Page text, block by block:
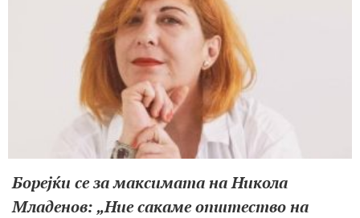
Борејќи се за максимата на Никола
Младенов: „Ние сакаме општество на